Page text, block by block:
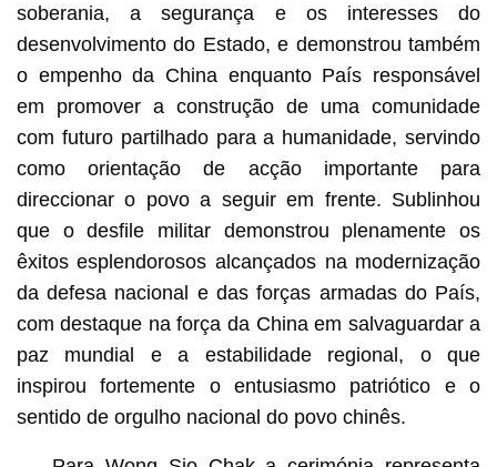
soberania, a segurança e os interesses do
desenvolvimento do Estado, e demonstrou também
o empenho da China enquanto País responsável
em promover a construção de uma comunidade
com futuro partilhado para a humanidade, servindo
como orientação de acção importante para
direccionar o povo a seguir em frente. Sublinhou
que o desfile militar demonstrou plenamente os
êxitos esplendorosos alcançados na modernização
da defesa nacional e das forças armadas do País,
com destaque na força da China em salvaguardar a
paz mundial e a estabilidade regional, o que
inspirou fortemente o entusiasmo patriótico e o
sentido de orgulho nacional do povo chinês.